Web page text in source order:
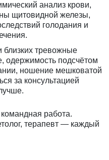
анализ крови,
щитовидной железы,
голодания и
близких тревожные
одержимость подсчётом
ношение мешковатой
за консультацией
работа.
терапевт — каждый